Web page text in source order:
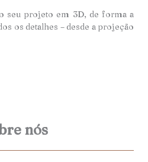
seu projeto em 3D, de forma a
os detalhes – desde a projeção
nós